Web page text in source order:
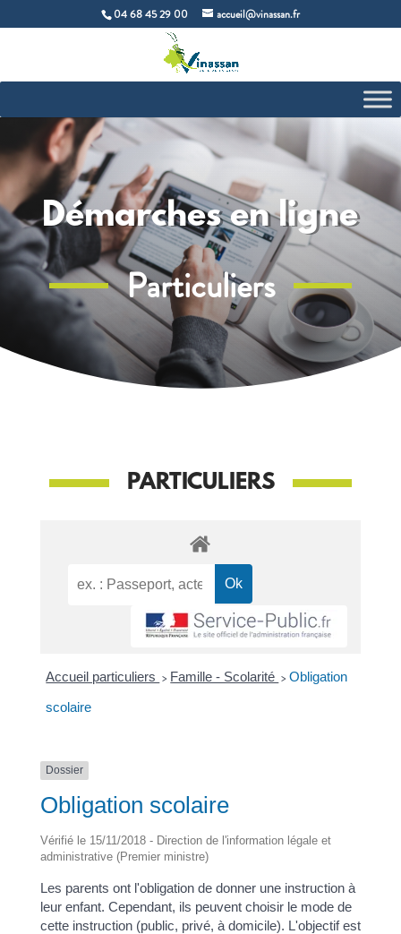
04 68 45 29 00 accueil@vinassan.fr
Démarches en ligne
Particuliers
PARTICULIERS
Accueil particuliers > Famille - Scolarité > Obligation
scolaire
Dossier
Obligation scolaire
Vérifié le 15/11/2018 - Direction de l'information légale et
administrative (Premier ministre)
Les parents ont l'obligation de donner une instruction à
leur enfant. Cependant, ils peuvent choisir le mode de
cette instruction (public, privé, à domicile). L'objectif est